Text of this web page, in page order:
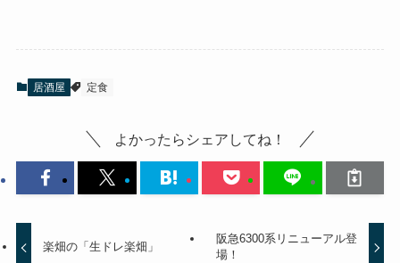
居酒屋 定食
よかったらシェアしてね！
楽畑の「生ドレ楽畑」
阪急6300系リニューアル登
場！